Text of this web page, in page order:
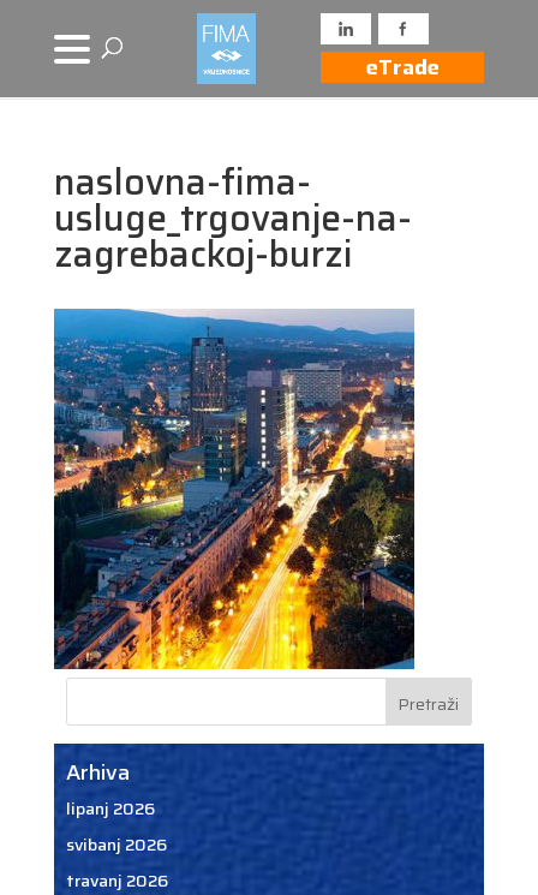
eTrade
naslovna-fima-
usluge_trgovanje-na-
zagrebackoj-burzi
Arhiva
lipanj 2026
svibanj 2026
travanj 2026